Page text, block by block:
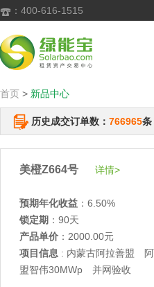
 ：400-616-1515
首页 > 新品中心
历史成交订单数： 766965条
美橙Z664号 详情>
预期年化收益 ：6.50%
锁定期 ：90天
产品单价 ：2000.00元
项目信息 : 内蒙古阿拉善盟
盟智伟30MWp 并网验收